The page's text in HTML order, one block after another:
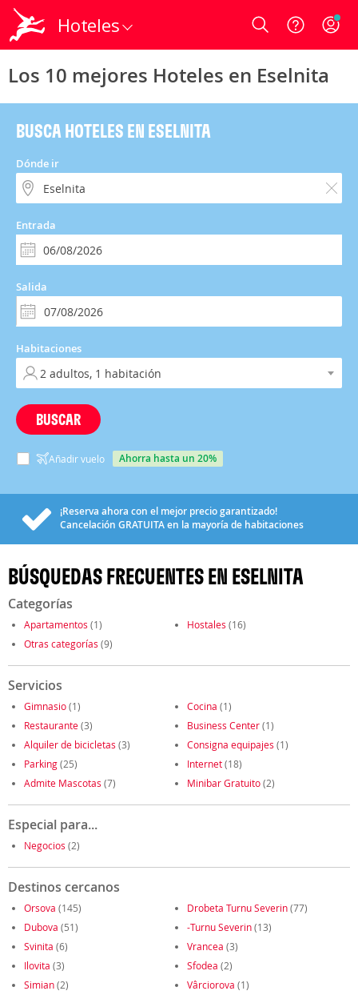
Hoteles Login
Los 10 mejores Hoteles en Eselnita
BUSCA HOTELES EN ESELNITA
Dónde ir
Entrada
Salida
Habitaciones
BUSCAR
Añadir vuelo ahorra hasta un 20%
¡Reserva ahora con el mejor precio garantizado!
Cancelación GRATUITAen la mayoría de habitaciones
BÚSQUEDAS FRECUENTES EN ESELNITA
Categorías
Apartamentos (1) Hostales (16)
Otras categorías (9)
Servicios
Gimnasio(1) Cocina (1)
Restaurante(3) Business Center(1)
Alquiler de bicicletas (3) Consigna equipajes (1)
Parking(25) Internet(18)
Admite Mascotas (7) Minibar Gratuito(2)
Especial para...
Negocios (2)
Destinos cercanos
Orsova (145) Drobeta Turnu Severin(77)
Dubova (51) -Turnu Severin(13)
Svinita (6) Vrancea (3)
Ilovita (3) Sfodea (2)
Simian(2) Vârciorova (1)